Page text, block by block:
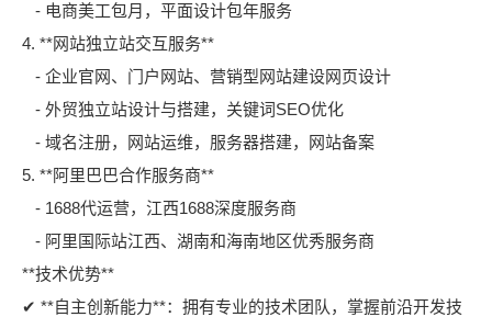
- 电商美工包月，平面设计包年服务
4. **网站独立站交互服务**
- 企业官网、门户网站、营销型网站建设网页设计
- 外贸独立站设计与搭建，关键词SEO优化
- 域名注册，网站运维，服务器搭建，网站备案
5. **阿里巴巴合作服务商**
- 1688代运营，江西1688深度服务商
- 阿里国际站江西、湖南和海南地区优秀服务商
**技术优势**
✔ **自主创新能力**：拥有专业的技术团队，掌握前沿开发技